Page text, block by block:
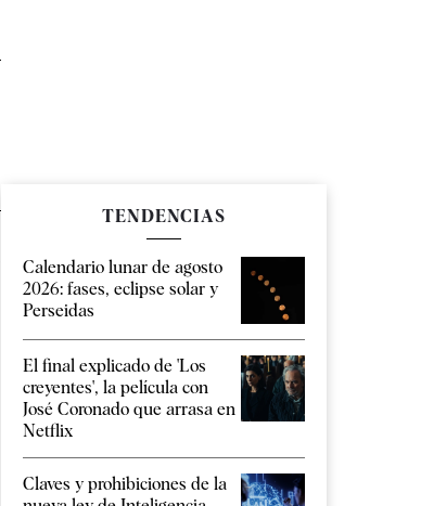
TENDENCIAS
Calendario lunar de agosto
2026: fases, eclipse solar y
Perseidas
El final explicado de 'Los
creyentes', la película con
José Coronado que arrasa en
Netflix
Claves y prohibiciones de la